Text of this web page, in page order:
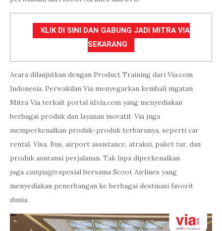
KLIK DI SINI DAN GABUNG JADI MITRA VIA
SEKARANG
Acara dilanjutkan dengan Product Training dari Via.com
Indonesia. Perwakilan Via menyegarkan kembali ingatan
Mitra Via terkait portal id.via.com yang menyediakan
berbagai produk dan layanan inovatif. Via juga
memperkenalkan produk-produk terbarunya, seperti car
rental, Visa, Bus, airport assistance, atraksi, paket tur, dan
produk asuransi perjalanan. Tak lupa diperkenalkan
juga campaignspesial bersama Scoot Airlines yang
menyediakan penerbangan ke berbagai destinasi favorit
dunia.